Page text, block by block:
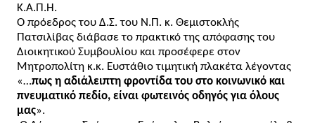
Κ.Α.Π.Η.
Ο πρόεδρος του Δ.Σ. του Ν.Π. κ. Θεμιστοκλής
Πατσιλίβας διάβασε το πρακτικό της απόφασης του
Διοικητικού Συμβουλίου και προσέφερε στον
Μητροπολίτη κ.κ. Ευστάθιο τιμητική πλακέτα λέγοντας
«…πως η αδιάλειπτη φροντίδα του στο κοινωνικό και
πνευματικό πεδίο, είναι φωτεινός οδηγός για όλους
μας».